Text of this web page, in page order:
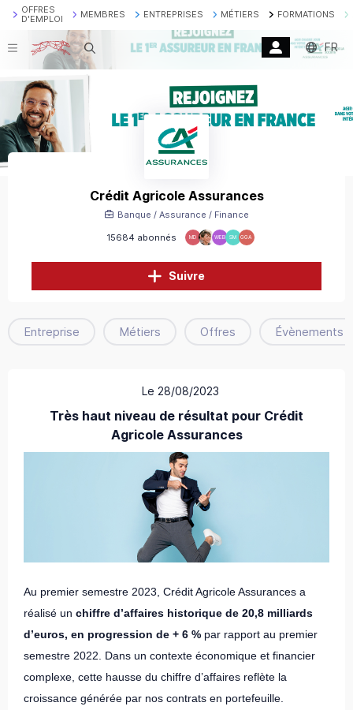
OFFRES
D'EMPLOI
MEMBRES ENTREPRISES MÉTIERS FORMATIONS
Recherche FR
Crédit Agricole Assurances
15684 abonnés MD WEB SM GGA
Banque / Assurance / Finance
Suivre
Entreprise Métiers Offres Évènements
Le 28/08/2023
Très haut niveau de résultat pour Crédit
Agricole Assurances
Au premier semestre 2023, Crédit Agricole Assurances a
réalisé un chiffre d’affaires historique de 20,8 milliards
d’euros, en progression de + 6 % par rapport au premier
semestre 2022. Dans un contexte économique et financier
complexe, cette hausse du chiffre d’affaires reflète la
croissance générée par nos contrats en portefeuille.